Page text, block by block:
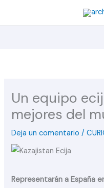
Un equipo
mejores del
Deja un comentario /
Representarán a España